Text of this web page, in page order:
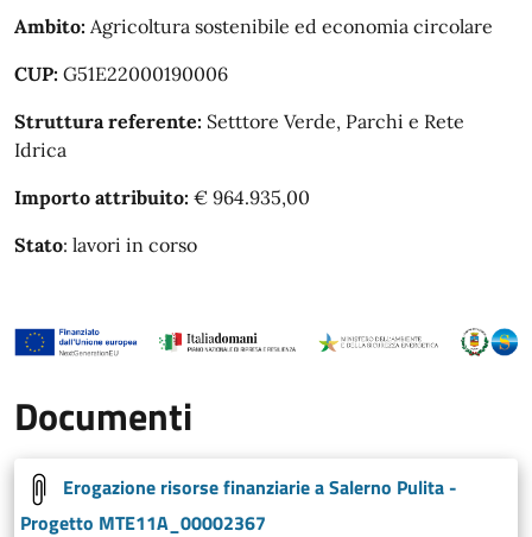
Ambito: Agricoltura sostenibile ed economia circolare
CUP: G51E22000190006
Struttura referente: Setttore Verde, Parchi e Rete
Idrica
Importo attribuito: € 964.935,00
Stato: lavori in corso
Documenti
Erogazione risorse finanziarie a Salerno Pulita -
Progetto MTE11A_00002367